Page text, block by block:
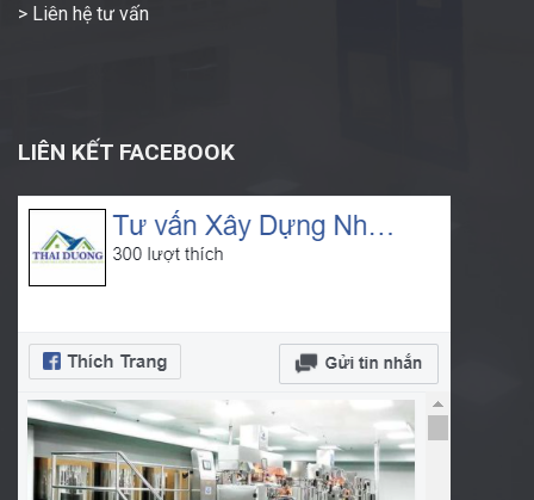
> Liên hệ tư vấn
LIÊN KẾT FACEBOOK